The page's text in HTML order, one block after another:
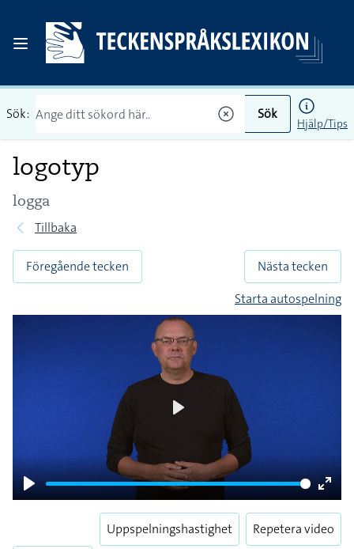
Sök: Sök
Hjälp/Tips
logotyp
logga
Tillbaka
Föregående tecken
Nästa tecken
Starta autospelning
Play
Enter
Uppspelningshastighet Repetera video